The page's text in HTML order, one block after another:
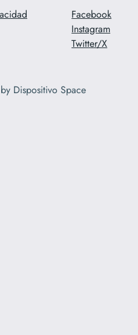
Facebook
Instagram
Twitter/X
Dispositivo Space